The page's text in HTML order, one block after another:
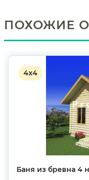
ПОХОЖИЕ
4х4
Баня из бревна 4